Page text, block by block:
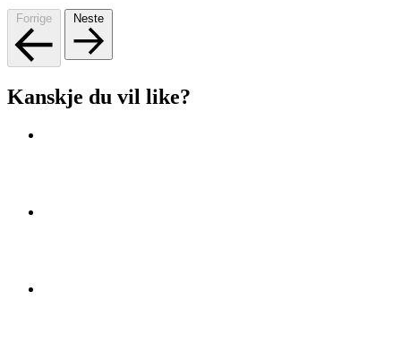
Forrige Neste
Kanskje du vil like?